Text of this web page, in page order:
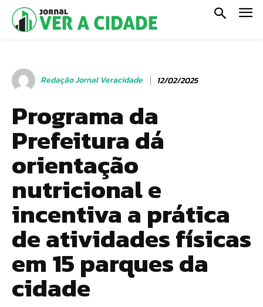
Redação Jornal Veracidade 12/02/2025
Programa da
Prefeitura dá
orientação
nutricional e
incentiva a prática
de atividades físicas
em 15 parques da
cidade